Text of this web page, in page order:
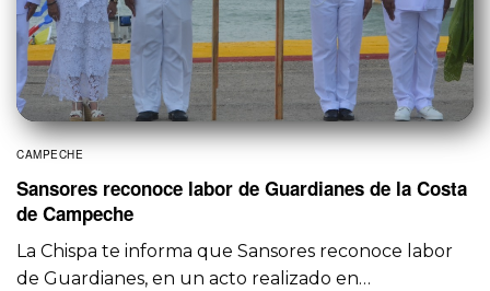
CAMPECHE
Sansores reconoce labor de Guardianes de la Costa
de Campeche
La Chispa te informa que Sansores reconoce labor
de Guardianes, en un acto realizado en…